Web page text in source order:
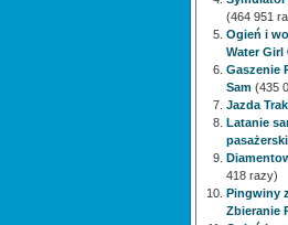
(464 951
Ogień i
Water Girl
Gaszenie
Sam (435
Jazda
Latanie
418 razy)
Pingwiny
Zbieranie